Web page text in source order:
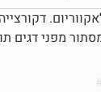
מפני דגים